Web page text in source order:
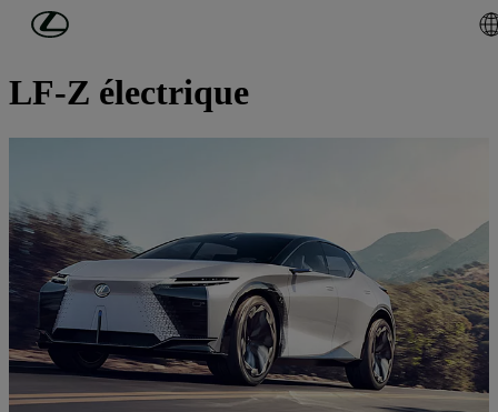
Passer au contenu principal
Découvrez Lexus
LF-Z électrique